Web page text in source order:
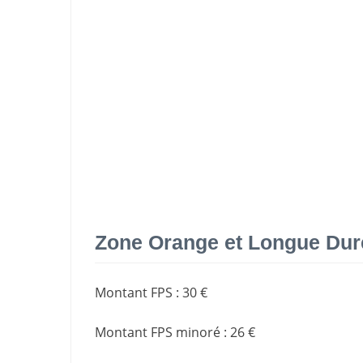
Zone Orange et Longue
Montant FPS : 30 €
Montant FPS minoré : 26 €